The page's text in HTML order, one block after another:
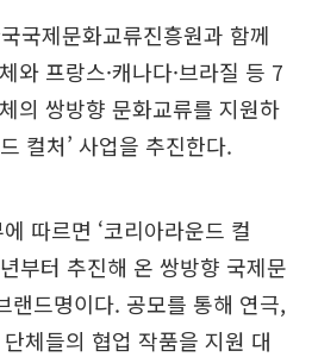
국제문화교류진흥원과 함께
와 프랑스·캐나다·브라질 등 7
의 쌍방향 문화교류를 지원하
컬처’ 사업을 추진한다.
따르면 ‘코리아라운드 컬
부터 추진해 온 쌍방향 국제문
랜드명이다. 공모를 통해 연극,
체들의 협업 작품을 지원 대